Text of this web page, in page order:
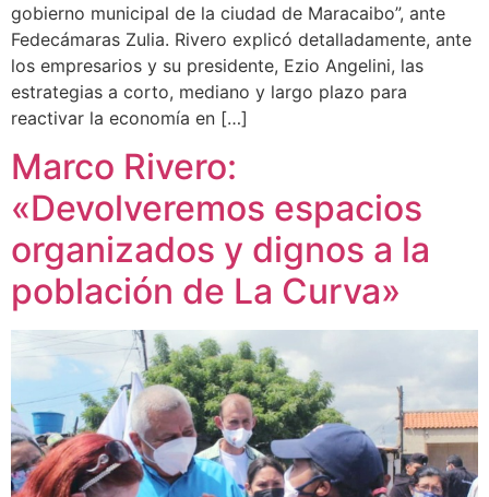
gobierno municipal de la ciudad de Maracaibo”, ante
Fedecámaras Zulia. Rivero explicó detalladamente, ante
los empresarios y su presidente, Ezio Angelini, las
estrategias a corto, mediano y largo plazo para
reactivar la economía en […]
Marco Rivero:
«Devolveremos espacios
organizados y dignos a la
población de La Curva»